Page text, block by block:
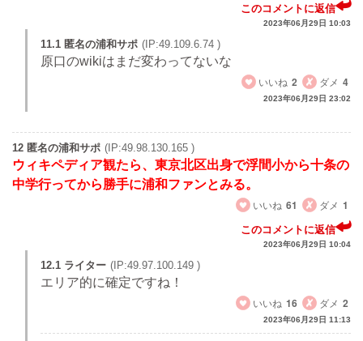
このコメントに返信
2023年06月29日 10:03
11.1 匿名の浦和サポ (IP:49.109.6.74 )
原口のwikiはまだ変わってないな
いいね 2 ダメ 4
2023年06月29日 23:02
12 匿名の浦和サポ (IP:49.98.130.165 )
ウィキペディア観たら、東京北区出身で浮間小から十条の
中学行ってから勝手に浦和ファンとみる。
いいね 61 ダメ 1
このコメントに返信
2023年06月29日 10:04
12.1 ライター (IP:49.97.100.149 )
エリア的に確定ですね！
いいね 16 ダメ 2
2023年06月29日 11:13